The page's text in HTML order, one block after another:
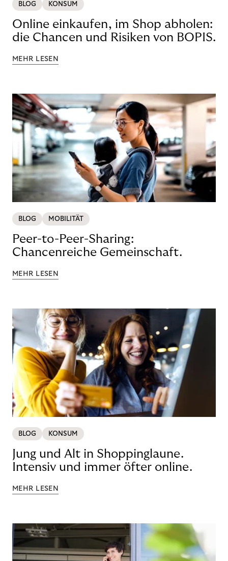
BLOG KONSUM
Online einkaufen, im Shop abholen:
die Chancen und Risiken von BOPIS.
MEHR LESEN
BLOG MOBILITÄT
Peer-to-Peer-Sharing:
Chancenreiche Gemeinschaft.
MEHR LESEN
BLOG KONSUM
Jung und Alt in Shoppinglaune.
Intensiv und immer öfter online.
MEHR LESEN